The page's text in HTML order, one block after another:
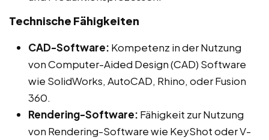
Technische Fähigkeiten
CAD-Software: Kompetenz in der Nutzung
von Computer-Aided Design (CAD) Software
wie SolidWorks, AutoCAD, Rhino, oder Fusion
360.
Rendering-Software: Fähigkeit zur Nutzung
von Rendering-Software wie KeyShot oder V-